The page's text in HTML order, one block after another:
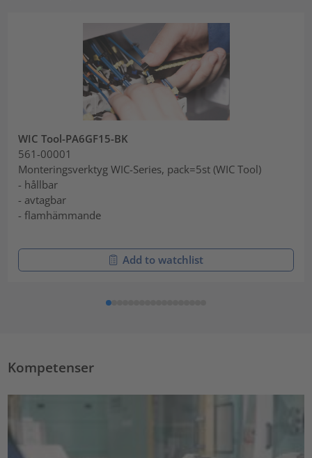
WIC Tool-PA6GF15-BK
561-00001
Monteringsverktyg WIC-Series, pack=5st (WIC Tool)
- hållbar
- avtagbar
- flamhämmande
Add to watchlist
Kompetenser